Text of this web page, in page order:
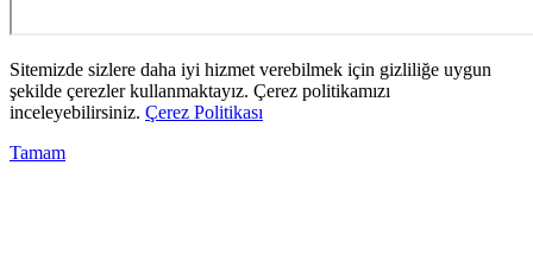
Sitemizde sizlere daha iyi hizmet verebilmek için gizliliğe uygun
şekilde çerezler kullanmaktayız. Çerez politikamızı
inceleyebilirsiniz. Çerez Politikası
Tamam